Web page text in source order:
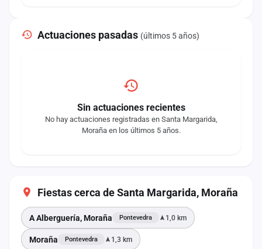
Actuaciones pasadas (últimos 5 años)
Sin actuaciones recientes
No hay actuaciones registradas en Santa Margarida,
Moraña en los últimos 5 años.
Fiestas cerca de Santa Margarida, Moraña
A Alberguería, Moraña Pontevedra 1,0 km
Moraña Pontevedra 1,3 km